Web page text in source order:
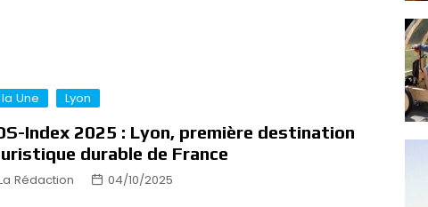
Une Lyon
Index 2025 : Lyon, première destination
durable de France
Rédaction 04/10/2025